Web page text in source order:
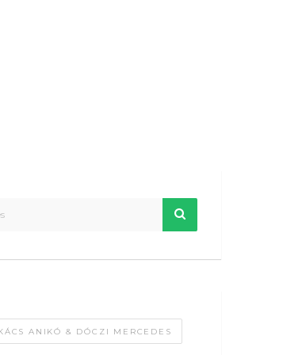
ANIKÓ & DÓCZI MERCEDES